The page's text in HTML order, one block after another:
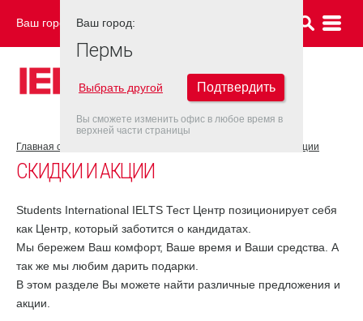
Ваш город: ПЕРМЬ
Главная страница Скидки и акции
СКИДКИ И АКЦИИ
Students International IELTS Тест Центр позиционирует себя
как Центр, который заботится о кандидатах.
Мы бережем Ваш комфорт, Ваше время и Ваши средства. А
так же мы любим дарить подарки.
В этом разделе Вы можете найти различные предложения и
акции.
Ваш город:
Пермь
Выбрать другой Подтвердить
Вы сможете изменить офис в любое время в
верхней части страницы